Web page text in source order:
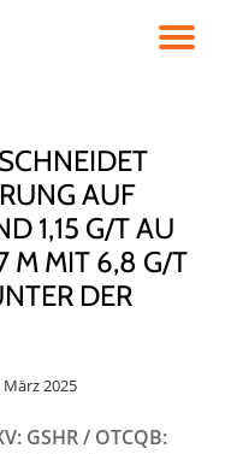
AUF
1,15 G/T AU
MIT 6,8 G/T A
DER O
März 2025
GSHR / OTCQB: